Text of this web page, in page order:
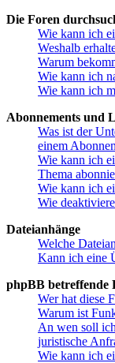
Die Foren
Wie kann ich
Weshalb
Warum
Wie kann ich
Wie kann ich
Abonnements und
Was ist der
einem
Wie kann ich
Thema
Wie kann ich
Wie
Dateianhänge
Welche
Kann ich eine
phpBB betreffende
Wer hat diese
Warum ist
An wen soll
juristische
Wie kann ich